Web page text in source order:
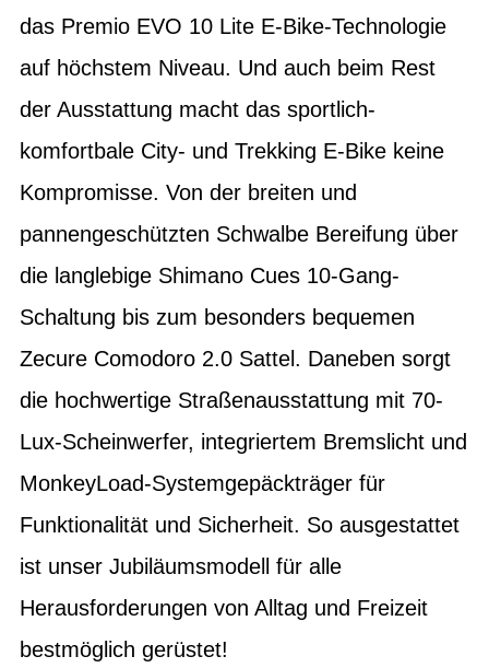
das Premio EVO 10 Lite E-Bike-Technologie
auf höchstem Niveau. Und auch beim Rest
der Ausstattung macht das sportlich-
komfortbale City- und Trekking E-Bike keine
Kompromisse. Von der breiten und
pannengeschützten Schwalbe Bereifung über
die langlebige Shimano Cues 10-Gang-
Schaltung bis zum besonders bequemen
Zecure Comodoro 2.0 Sattel. Daneben sorgt
die hochwertige Straßenausstattung mit 70-
Lux-Scheinwerfer, integriertem Bremslicht und
MonkeyLoad-Systemgepäckträger für
Funktionalität und Sicherheit. So ausgestattet
ist unser Jubiläumsmodell für alle
Herausforderungen von Alltag und Freizeit
bestmöglich gerüstet!